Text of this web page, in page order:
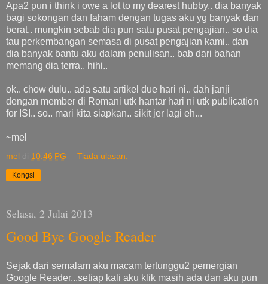
Apa2 pun i think i owe a lot to my dearest hubby.. dia banyak
bagi sokongan dan faham dengan tugas aku yg banyak dan
berat.. mungkin sebab dia pun satu pusat pengajian.. so dia
tau perkembangan semasa di pusat pengajian kami.. dan
dia banyak bantu aku dalam penulisan.. bab dari bahan
memang dia terra.. hihi..
ok.. chow dulu.. ada satu artikel due hari ni.. dah janji
dengan member di Romani utk hantar hari ni utk publication
for ISI.. so.. mari kita siapkan.. sikit jer lagi eh...
~mel
mel di 10:46 PG Tiada ulasan:
Kongsi
Selasa, 2 Julai 2013
Good Bye Google Reader
Sejak dari semalam aku macam tertunggu2 pemergian
Google Reader...setiap kali aku klik masih ada dan aku pun